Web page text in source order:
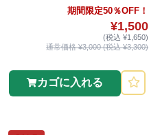
期間限定50％OFF！
¥1,500
(税込 ¥1,650)
通常価格 ¥3,000 (税込 ¥3,300)
カゴに入れる